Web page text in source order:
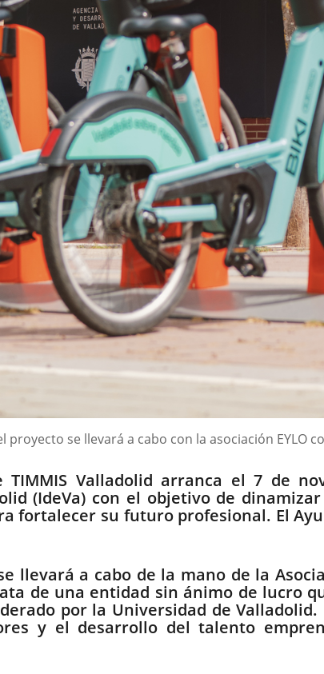
proyecto se llevará a cabo con la asociación EYLO
TIMMIS Valladolid arranca el 7 de
(IdeVa) con el objetivo de
fortalecer su futuro profesional. El
llevará a cabo de la mano de la
de una entidad sin ánimo de lucro
por la Universidad de
y el desarrollo del talento